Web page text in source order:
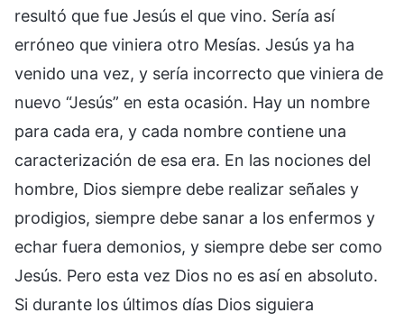
resultó que fue Jesús el que vino. Sería así
erróneo que viniera otro Mesías. Jesús ya ha
venido una vez, y sería incorrecto que viniera de
nuevo “Jesús” en esta ocasión. Hay un nombre
para cada era, y cada nombre contiene una
caracterización de esa era. En las nociones del
hombre, Dios siempre debe realizar señales y
prodigios, siempre debe sanar a los enfermos y
echar fuera demonios, y siempre debe ser como
Jesús. Pero esta vez Dios no es así en absoluto.
Si durante los últimos días Dios siguiera